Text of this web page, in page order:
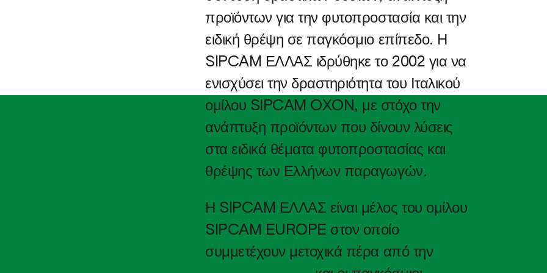
Κολοκύθι (Θ)
Καρπούζι (Υ)
Πεπόνι (Θ)
Πεπόνι (Υ)
Φράουλα (Θ)
Φράουλα (Υ)
Μελιτζάνα (Υ)
Μελιτζάνα (Θ)
Λεμονιά
Μανταρινιά
προϊόντων για την φυτοπροστασία και την
ειδική θρέψη σε παγκόσμιο επίπεδο. Η
SIPCAM ΕΛΛΑΣ ιδρύθηκε το 2002 για να
ενισχύσει την δραστηριότητα του Ιταλικού
ομίλου SIPCAM OXON, με στόχο την
ανάπτυξη προϊόντων που δίνουν λύσεις
στα ειδικά θέματα φυτοπροστασίας και
θρέψης των Ελλήνων παραγωγών.
Η SIPCAM ΕΛΛΑΣ είναι μέλος του ομίλου
SIPCAM EUROPE στον οποίο
συμμετέχουν μετοχικά πέρα από την